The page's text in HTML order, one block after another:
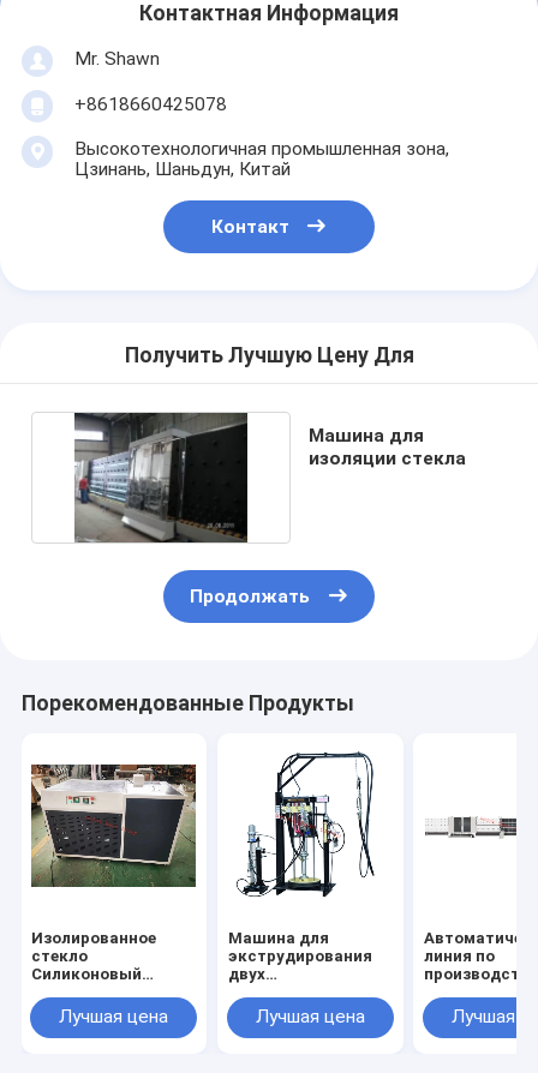
Контактная Информация
Mr. Shawn
+8618660425078
Высокотехнологичная промышленная зона,
Цзинань, Шаньдун, Китай
Контакт
Получить Лучшую Цену Для
Машина для
изоляции стекла
Продолжать
Порекомендованные Продукты
Изолированное
стекло
Силиконовый
морозильник,Изолированное
стекло
Лучшая цена
Машина для
экструдирования
двух
для
экструдирования
Лучшая цена
линия по
производству
стекла для
заполнения
Лучшая